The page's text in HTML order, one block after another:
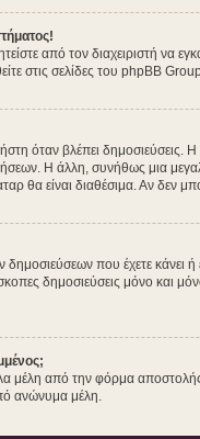
από τον διαχειριστή
στις σελίδες του phpBB
βλέπει δημοσιεύσεις.
Η άλλη, συνήθως μια
θα είναι διαθέσιμα. Αν δεν
που έχετε κάνει ή
δημοσιεύσεις μόνο και
από την φόρμα
ανώνυμα μέλη.